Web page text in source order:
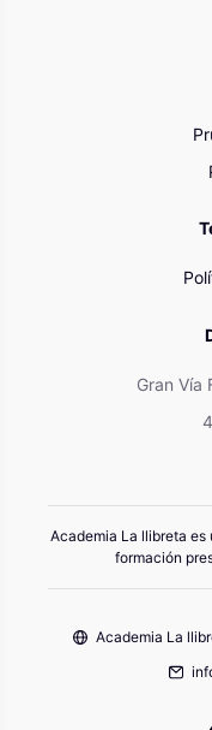
Gran Vía
Academia La llibreta
formación
Academia La